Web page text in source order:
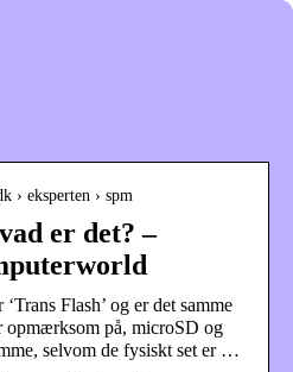
› eksperten › spm
er det? –
Flash’ og er det samme
på, microSD og
selvom de fysiskt set er …